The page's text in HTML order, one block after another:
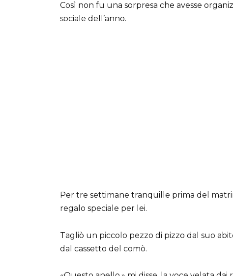
Così non fu una sorpresa che avesse
sociale dell’anno.
Per tre settimane tranquille prima del
regalo speciale per lei.
Tagliò un piccolo pezzo di pizzo dal suo
dal cassetto del comò.